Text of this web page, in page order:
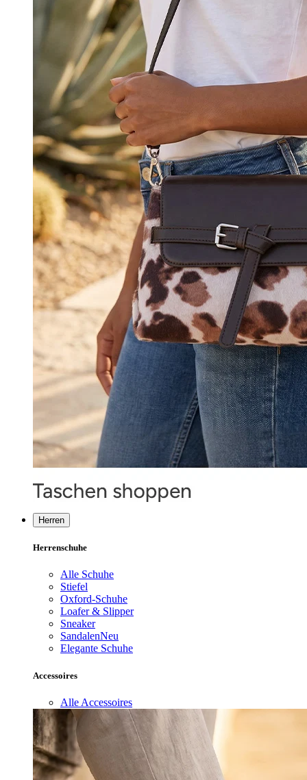
Herren
Herrenschuhe
Alle Schuhe
Stiefel
Oxford-Schuhe
Loafer & Slipper
Sneaker
SandalenNeu
Elegante Schuhe
Accessoires
Alle Accessoires